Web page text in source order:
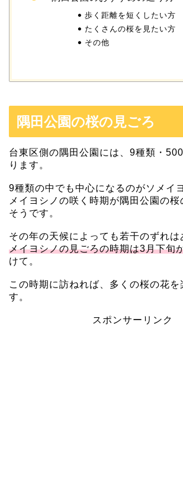
歩く距離を短くしたい方
たくさんの桜を見たい方
その他
隅田公園の桜の見ごろ
台東区側の隅田公園には、9種類・
ります。
9種類の中でも中心になるのがソメイ
メイヨシノの咲く時期が隅田公園の桜
そうです。
その年の天候によっても若干のずれは
メイヨシノの見ごろの時期は3月下旬
けて。
この時期に訪ねれば、多くの桜の花
す。
スポンサーリンク